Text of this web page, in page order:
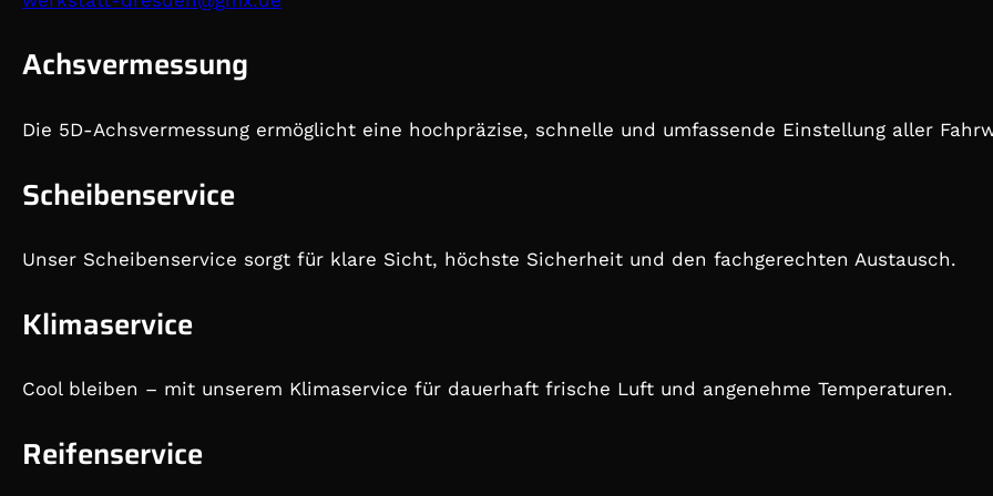
Achsvermessung
Die 5D-Achsvermessung ermöglicht eine hochpräzise, schnelle und umfassende Einstellung aller
Scheibenservice
Unser Scheibenservice sorgt für klare Sicht, höchste Sicherheit und den fachgerechten Austausch.
Klimaservice
Cool bleiben – mit unserem Klimaservice für dauerhaft frische Luft und angenehme Temperaturen.
Reifenservice